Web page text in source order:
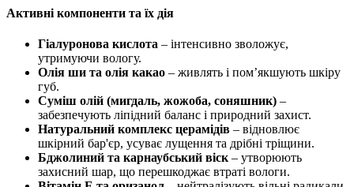
Активні компоненти та їх дія
Гіалуронова кислота – інтенсивно зволожує,
утримуючи вологу.
Олія ши та олія какао – живлять і пом’якшують шкіру
губ.
Суміш олій (мигдаль, жожоба, соняшник) –
забезпечують ліпідний баланс і природний захист.
Натуральний комплекс церамідів – відновлює
шкірний бар'єр, усуває лущення та дрібні тріщини.
Бджолиний та карнаубський віск – утворюють
захисний шар, що перешкоджає втраті вологи.